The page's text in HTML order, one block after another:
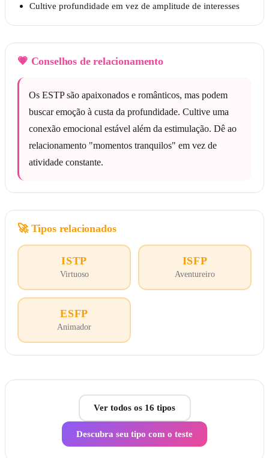
Cultive profundidade em vez de amplitude de interesses
💗 Conselhos de relacionamento
Os ESTP são apaixonados e românticos, mas podem
buscar emoção à custa da profundidade. Cultive uma
conexão emocional estável além da estimulação. Dê ao
relacionamento "momentos tranquilos" em vez de
atividade constante.
🚀 Tipos relacionados
ISTP
Virtuoso
ISFP
Aventureiro
ESFP
Animador
Ver todos os 16 tipos
Descubra seu tipo com o teste